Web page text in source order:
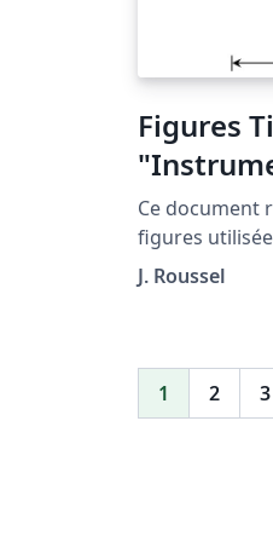
en el
Solutions for
página 358.
Figures
Ce document
figures
instruments"
physique.fr/
J. Roussel
1 2 3